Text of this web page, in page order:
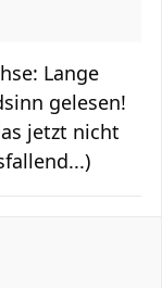
Lange
gelesen!
jetzt nicht